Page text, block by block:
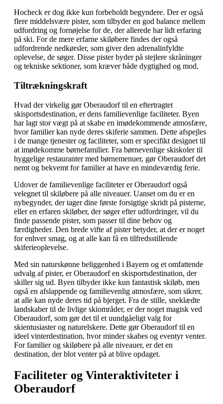
Hocheck er dog ikke kun forbeholdt begyndere. Der er også
flere middelsvære pister, som tilbyder en god balance mellem
udfordring og fornøjelse for de, der allerede har lidt erfaring
på ski. For de mere erfarne skiløbere findes der også
udfordrende nedkørsler, som giver den adrenalinfyldte
oplevelse, de søger. Disse pister byder på stejlere skråninger
og tekniske sektioner, som kræver både dygtighed og mod.
Tiltrækningskraft
Hvad der virkelig gør Oberaudorf til en eftertragtet
skisportsdestination, er dens familievenlige faciliteter. Byen
har lagt stor vægt på at skabe en imødekommende atmosfære,
hvor familier kan nyde deres skiferie sammen. Dette afspejles
i de mange tjenester og faciliteter, som er specifikt designet til
at imødekomme børnefamilier. Fra børnevenlige skiskoler til
hyggelige restauranter med børnemenuer, gør Oberaudorf det
nemt og bekvemt for familier at have en mindeværdig ferie.
Udover de familievenlige faciliteter er Oberaudorf også
velegnet til skiløbere på alle niveauer. Uanset om du er en
nybegynder, der tager dine første forsigtige skridt på pisterne,
eller en erfaren skiløber, der søger efter udfordringer, vil du
finde passende pister, som passer til dine behov og
færdigheder. Den brede vifte af pister betyder, at der er noget
for enhver smag, og at alle kan få en tilfredsstillende
skiferieoplevelse.
Med sin naturskønne beliggenhed i Bayern og et omfattende
udvalg af pister, er Oberaudorf en skisportsdestination, der
skiller sig ud. Byen tilbyder ikke kun fantastisk skiløb, men
også en afslappende og familievenlig atmosfære, som sikrer,
at alle kan nyde deres tid på bjerget. Fra de stille, sneklædte
landskaber til de livlige skiområder, er der noget magisk ved
Oberaudorf, som gør det til et uundgåeligt valg for
skientusiaster og naturelskere. Dette gør Oberaudorf til en
ideel vinterdestination, hvor minder skabes og eventyr venter.
For familier og skiløbere på alle niveauer, er det en
destination, der blot venter på at blive opdaget.
Faciliteter og Vinteraktiviteter i
Oberaudorf